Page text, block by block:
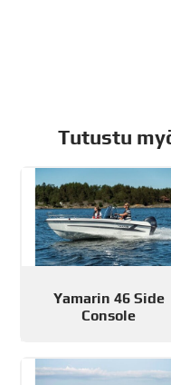
Tutustu
Yamarin 46 Side
Console